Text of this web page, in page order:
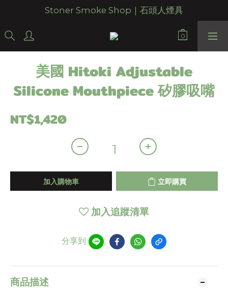
Stoner Smoke Shop｜石頭人煙具
美國 Hitoki Adjustable
Silicone Mouthpiece 矽膠吸嘴
NT$1,420
加入購物車 立即購買
加入追蹤清單
分享到
商品描述